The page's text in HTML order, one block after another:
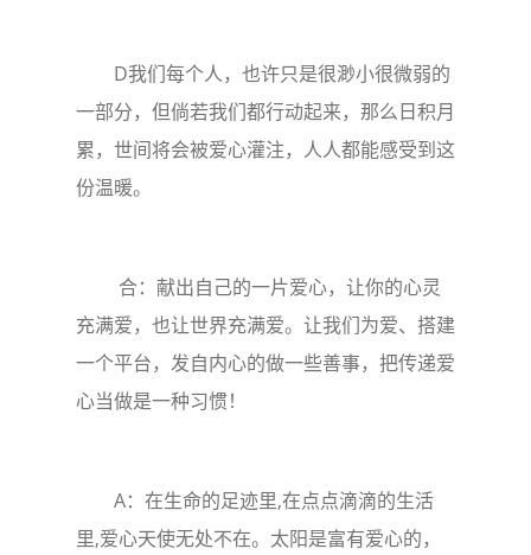
D我们每个人，也许只是很渺小很微弱的
一部分，但倘若我们都行动起来，那么日积月
累，世间将会被爱心灌注，人人都能感受到这
份温暖。
合：献出自己的一片爱心，让你的心灵
充满爱，也让世界充满爱。让我们为爱、搭建
一个平台，发自内心的做一些善事，把传递爱
心当做是一种习惯！
A：在生命的足迹里,在点点滴滴的生活
里,爱心天使无处不在。太阳是富有爱心的，